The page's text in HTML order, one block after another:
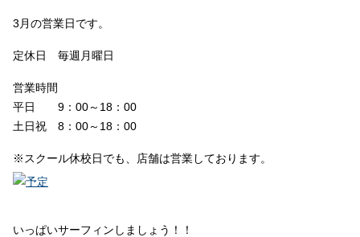
3月の営業日です。
定休日 毎週月曜日
営業時間
平日 9：00～18：00
土日祝 8：00～18：00
※スクール休校日でも、店舗は営業しております。
いっぱいサーフィンしましょう！！